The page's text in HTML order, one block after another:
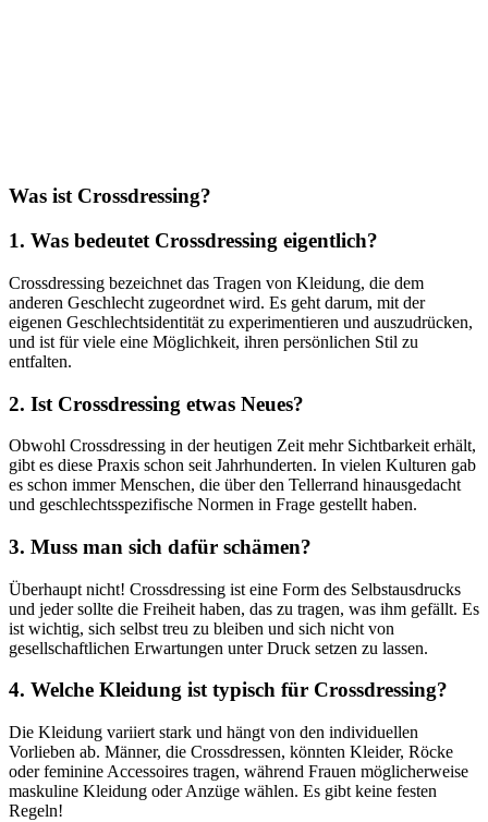
Was ist Crossdressing?
1.⁤ Was bedeutet Crossdressing eigentlich?
Crossdressing bezeichnet das ​Tragen von⁤ Kleidung, die⁣ dem
anderen ⁣Geschlecht⁢ zugeordnet wird. Es geht darum, mit der
eigenen Geschlechtsidentität ​zu experimentieren und auszudrücken,
und ist für viele eine Möglichkeit, ihren‍ persönlichen ‌Stil zu
entfalten.
2. Ist Crossdressing etwas Neues?
Obwohl Crossdressing in der heutigen Zeit ⁣mehr Sichtbarkeit erhält,
gibt es diese Praxis schon seit Jahrhunderten. In vielen ​Kulturen gab
es schon immer Menschen, die über⁢ den Tellerrand hinausgedacht‍
und geschlechtsspezifische Normen in Frage gestellt haben.
3. Muss man sich dafür schämen?
Überhaupt nicht! Crossdressing ist​ eine Form des Selbstausdrucks
und jeder sollte die Freiheit haben, das ⁤zu tragen, was ihm gefällt. Es
ist​ wichtig, sich selbst​ treu zu bleiben und sich nicht von⁢
gesellschaftlichen Erwartungen unter Druck setzen zu lassen.
4. Welche Kleidung ist typisch für‌ Crossdressing?
Die Kleidung variiert stark und hängt von den individuellen⁣
Vorlieben⁢ ab. Männer,‍ die Crossdressen, könnten Kleider, Röcke
oder feminine Accessoires tragen, während ⁤Frauen möglicherweise
maskuline Kleidung oder⁣ Anzüge wählen. Es gibt keine festen
Regeln!